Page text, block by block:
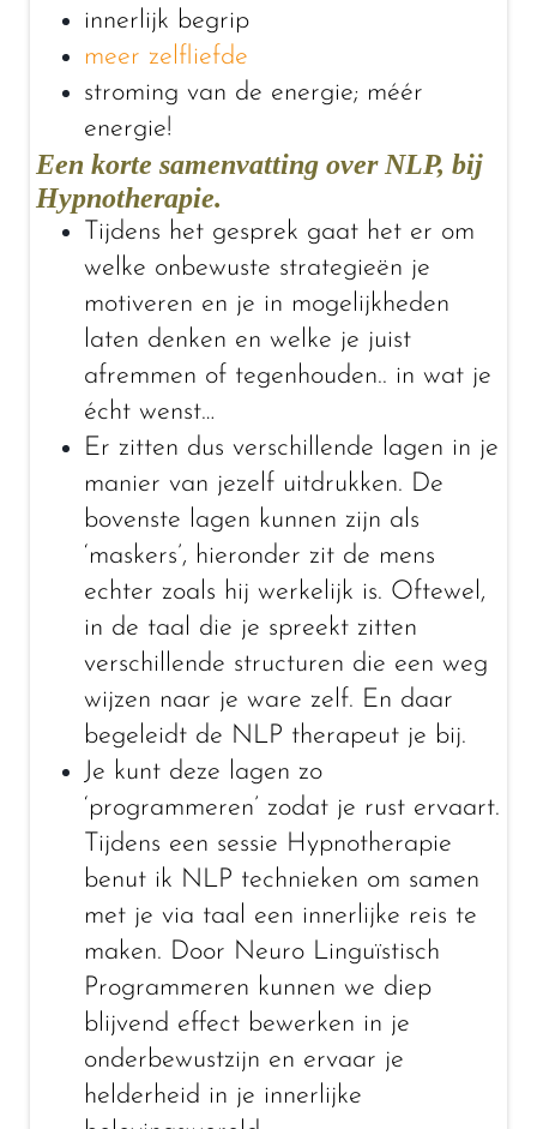
innerlijk begrip
meer zelfliefde
stroming van de energie; méér
energie!
Een korte samenvatting over NLP, bij
Hypnotherapie.
Tijdens het gesprek gaat het er om
welke onbewuste strategieën je
motiveren en je in mogelijkheden
laten denken en welke je juist
afremmen of tegenhouden.. in wat je
écht wenst…
Er zitten dus verschillende lagen in je
manier van jezelf uitdrukken. De
bovenste lagen kunnen zijn als
‘maskers’, hieronder zit de mens
echter zoals hij werkelijk is. Oftewel,
in de taal die je spreekt zitten
verschillende structuren die een weg
wijzen naar je ware zelf. En daar
begeleidt de NLP therapeut je bij.
Je kunt deze lagen zo
‘programmeren’ zodat je rust ervaart.
Tijdens een sessie Hypnotherapie
benut ik NLP technieken om samen
met je via taal een innerlijke reis te
maken. Door Neuro Linguïstisch
Programmeren kunnen we diep
blijvend effect bewerken in je
onderbewustzijn en ervaar je
helderheid in je innerlijke